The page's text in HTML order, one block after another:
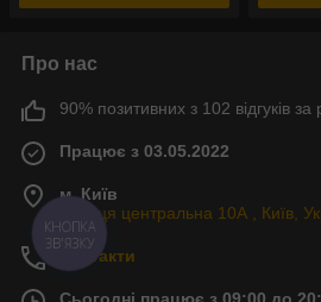
Про нас
90% позитивних з 102 відгуків за
Працює з 03.05.2022
м. Київ
Вулиця центральна 10А , Київ,
Контакти
Сьогодні працює з 09:00 до
КНОПКА
ЗВ'ЯЗКУ